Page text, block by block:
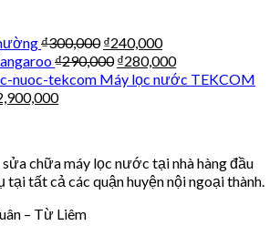
₫300,000 ₫240,000
₫290,000 ₫280,000
Máy lọc nước TEKCOM
chữa máy lọc nước tại nhà hàng đầu
tất cả các quận huyện nội ngoại thành.
– Từ Liêm